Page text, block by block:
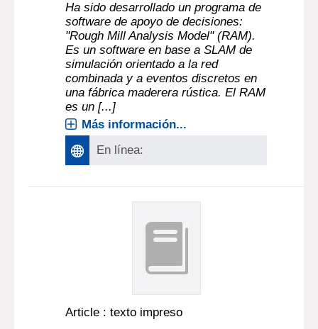
Ha sido desarrollado un programa de
software de apoyo de decisiones:
"Rough Mill Analysis Model" (RAM).
Es un software en base a SLAM de
simulación orientado a la red
combinada y a eventos discretos en
una fábrica maderera rústica. El RAM
es un [...]
Más información...
En línea:
Article : texto impreso